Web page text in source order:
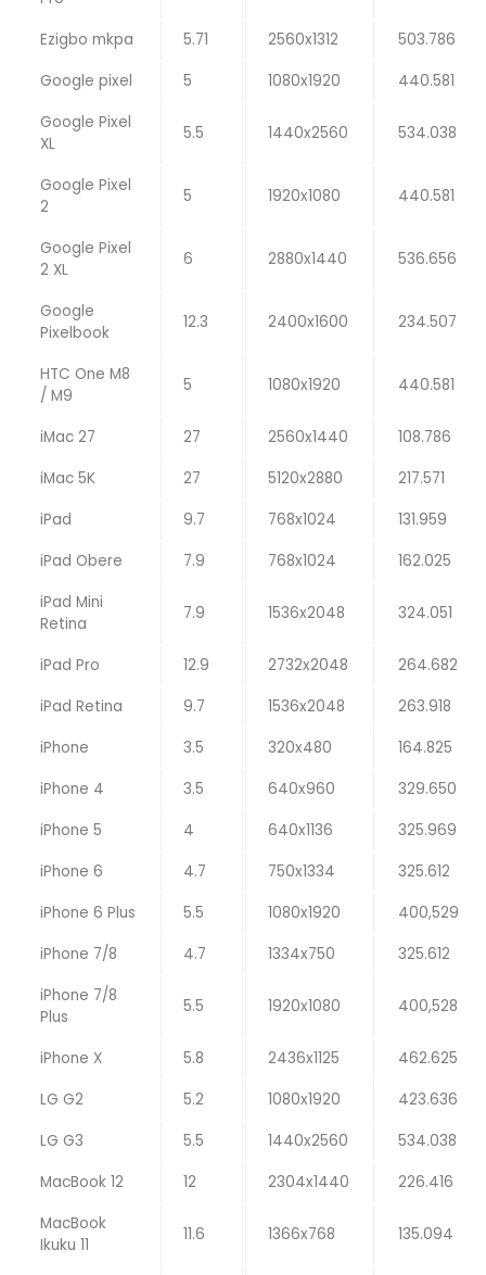
Ezigbo mkpa
5.71 2560x1312
503.786
Google pixel
5 1080x1920
440.581
Google Pixel
XL
5.5 1440x2560 534.038
Google Pixel
2
5 1920x1080 440.581
Google Pixel
2 XL
6 2880x1440 536.656
Google
Pixelbook
12.3 2400x1600 234.507
HTC One M8
/ M9
5 1080x1920 440.581
iMac 27 27 2560x1440
108.786
iMac 5K
27 5120x2880
217.571
iPad
9.7 768x1024
131.959
iPad Obere
7.9 768x1024
162.025
iPad Mini
Retina
7.9 1536x2048 324.051
iPad Pro 12.9 2732x2048
264.682
iPad Retina
9.7 1536x2048
263.918
iPhone
3.5 320x480
164.825
iPhone 4
3.5 640x960
329.650
iPhone 5
4 640x1136
325.969
iPhone 6
4.7 750x1334
325.612
iPhone 6 Plus
5.5 1080x1920
400,529
iPhone 7/8
4.7 1334x750
325.612
iPhone 7/8
Plus
5.5 1920x1080 400,528
iPhone X 5.8 2436x1125
462.625
LG G2
5.2 1080x1920
423.636
LG G3
5.5 1440x2560
534.038
MacBook 12
12 2304x1440
226.416
MacBook
Ikuku 11
11.6 1366x768 135.094